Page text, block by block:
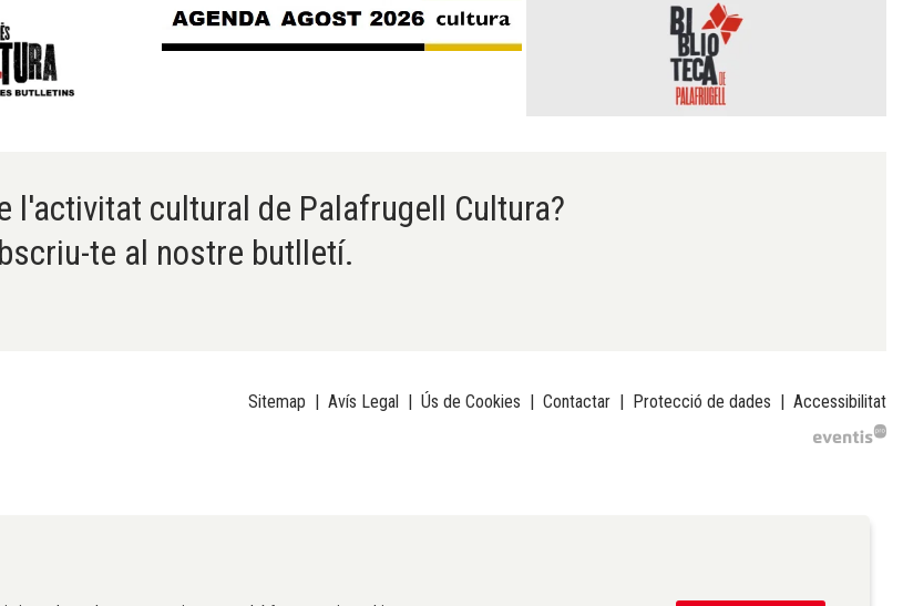
l'activitat cultural de Palafrugell Cultura?
te al nostre butlletí.
Sitemap | Avís Legal | Ús de Cookies | Contactar | Protecció de dades | Accessibilitat